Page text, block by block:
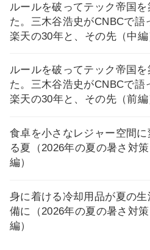
ルールを破ってテック帝国を
た。三木谷浩史がCNBCで語
楽天の30年と、その先（中編
ルールを破ってテック帝国を
た。三木谷浩史がCNBCで語
楽天の30年と、その先（前編
食卓を小さなレジャー空間に
る夏（2026年の夏の暑さ対
編）
身に着ける冷却用品が夏の生
備に（2026年の夏の暑さ対
編）